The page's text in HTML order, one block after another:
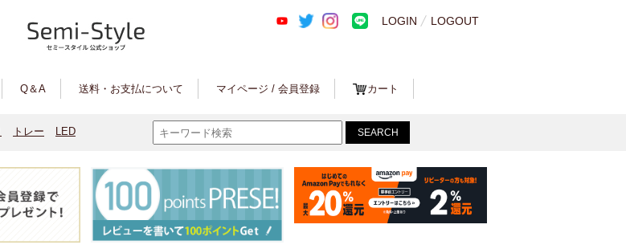
LOGIN LOGOUT
Q＆A 送料・お支払について マイページ / 会員登録 カート
トレー LED